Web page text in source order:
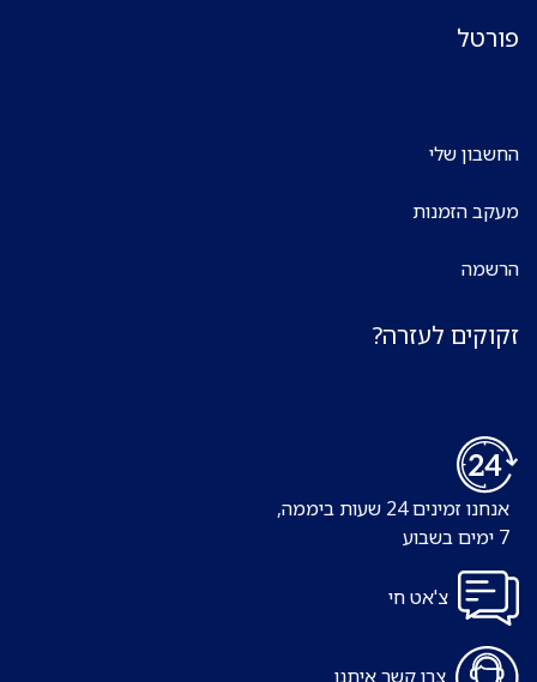
פורטל
החשבון שלי
מעקב הזמנות
הרשמה
זקוקים לעזרה?
אנחנו זמינים 24 שעות ביממה,
צ'אט חי
צרו קשר איתנו